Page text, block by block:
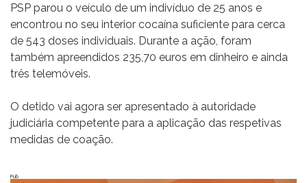
PSP parou o veículo de um indivíduo de 25 anos e
encontrou no seu interior cocaína suficiente para cerca
de 543 doses individuais. Durante a ação, foram
também apreendidos 235,70 euros em dinheiro e ainda
três telemóveis.
O detido vai agora ser apresentado à autoridade
judiciária competente para a aplicação das respetivas
medidas de coação.
Pub